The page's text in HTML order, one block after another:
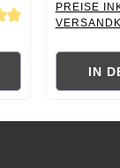
PREISE
IN